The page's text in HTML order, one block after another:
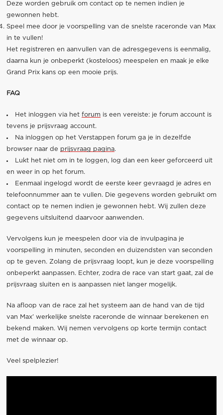
Deze worden gebruik om contact op te nemen indien je
gewonnen hebt.
Speel mee door je voorspelling van de snelste raceronde van Max
in te vullen!
Het registreren en aanvullen van de adresgegevens is eenmalig,
daarna kun je onbeperkt (kosteloos) meespelen en maak je elke
Grand Prix kans op een mooie prijs.
FAQ
Het inloggen via het forumis een vereiste: je forum account is
tevens je prijsvraag account.
Na inloggen op het Verstappen forum ga je in dezelfde
browser naar de prijsvraag pagina.
Lukt het niet om in te loggen, log dan een keer geforceerd uit
en weer in op het forum.
Eenmaal ingelogd wordt de eerste keer gevraagd je adres en
telefoonnummer aan te vullen. Die gegevens worden gebruikt om
contact op te nemen indien je gewonnen hebt. Wij zullen deze
gegevens uitsluitend daarvoor aanwenden.
Vervolgens kun je meespelen door via de invulpagina je
voorspelling in minuten, seconden en duizendsten van seconden
op te geven. Zolang de prijsvraag loopt, kun je deze voorspelling
onbeperkt aanpassen. Echter, zodra de race van start gaat, zal de
prijsvraag sluiten en is aanpassen niet langer mogelijk.
Na afloop van de race zal het systeem aan de hand van de tijd
van Max’ werkelijke snelste raceronde de winnaar berekenen en
bekend maken. Wij nemen vervolgens op korte termijn contact
met de winnaar op.
Veel spelplezier!